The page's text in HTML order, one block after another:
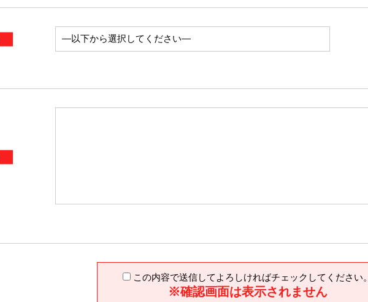
この内容で送信してよろしければチェックしてください。
※確認画面は表示されません